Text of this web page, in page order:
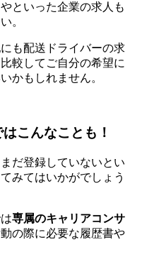
といった企業の求人も
。
も配送ドライバーの求
較してご自分の希望に
かもしれません。
こんなことも！
だ登録していないとい
みてはいかがでしょう
専属のキャリアコンサ
の際に必要な履歴書や